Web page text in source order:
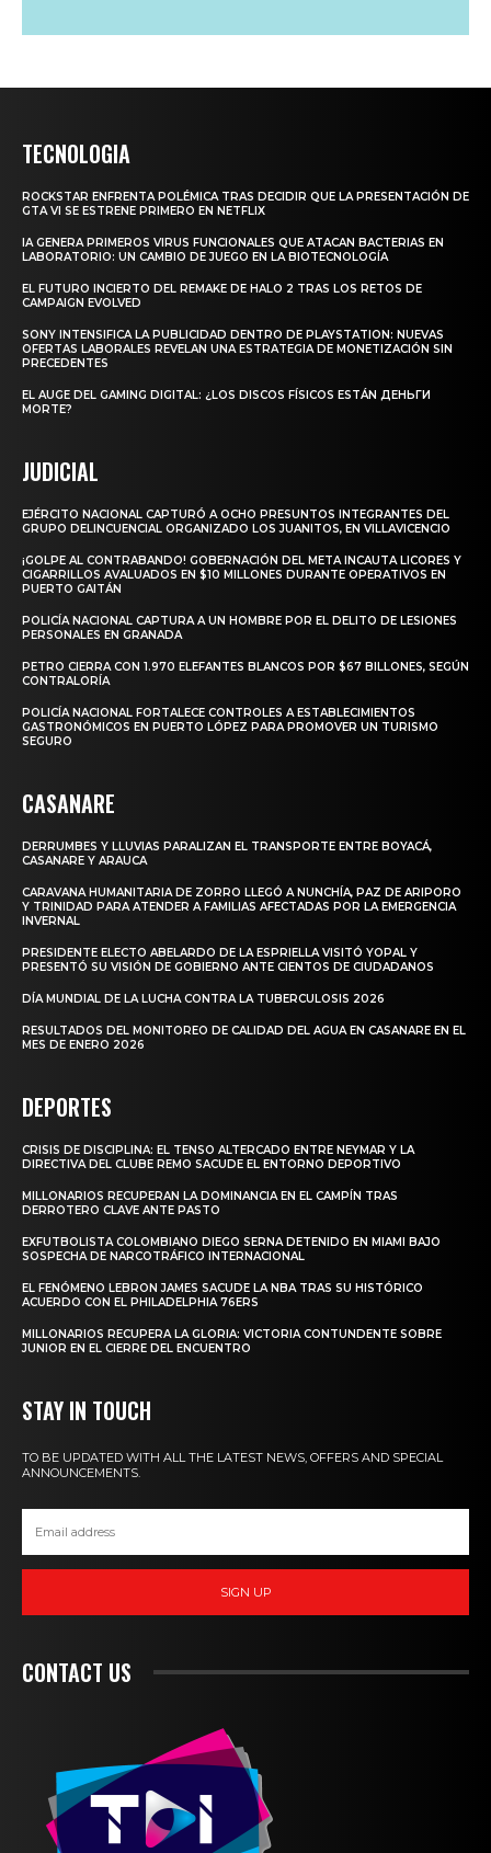
TECNOLOGIA
ROCKSTAR ENFRENTA POLÉMICA TRAS DECIDIR QUE LA PRESENTACIÓN DE
GTA VI SE ESTRENE PRIMERO EN NETFLIX
IA GENERA PRIMEROS VIRUS FUNCIONALES QUE ATACAN BACTERIAS EN
LABORATORIO: UN CAMBIO DE JUEGO EN LA BIOTECNOLOGÍA
EL FUTURO INCIERTO DEL REMAKE DE HALO 2 TRAS LOS RETOS DE
CAMPAIGN EVOLVED
SONY INTENSIFICA LA PUBLICIDAD DENTRO DE PLAYSTATION: NUEVAS
OFERTAS LABORALES REVELAN UNA ESTRATEGIA DE MONETIZACIÓN SIN
PRECEDENTES
EL AUGE DEL GAMING DIGITAL: ¿LOS DISCOS FÍSICOS ESTÁN ДЕНЬГИ
MORTE?
JUDICIAL
EJÉRCITO NACIONAL CAPTURÓ A OCHO PRESUNTOS INTEGRANTES DEL
GRUPO DELINCUENCIAL ORGANIZADO LOS JUANITOS, EN VILLAVICENCIO
¡GOLPE AL CONTRABANDO! GOBERNACIÓN DEL META INCAUTA LICORES Y
CIGARRILLOS AVALUADOS EN $10 MILLONES DURANTE OPERATIVOS EN
PUERTO GAITÁN
POLICÍA NACIONAL CAPTURA A UN HOMBRE POR EL DELITO DE LESIONES
PERSONALES EN GRANADA
PETRO CIERRA CON 1.970 ELEFANTES BLANCOS POR $67 BILLONES, SEGÚN
CONTRALORÍA
POLICÍA NACIONAL FORTALECE CONTROLES A ESTABLECIMIENTOS
GASTRONÓMICOS EN PUERTO LÓPEZ PARA PROMOVER UN TURISMO
SEGURO
CASANARE
DERRUMBES Y LLUVIAS PARALIZAN EL TRANSPORTE ENTRE BOYACÁ,
CASANARE Y ARAUCA
CARAVANA HUMANITARIA DE ZORRO LLEGÓ A NUNCHÍA, PAZ DE ARIPORO
Y TRINIDAD PARA ATENDER A FAMILIAS AFECTADAS POR LA EMERGENCIA
INVERNAL
PRESIDENTE ELECTO ABELARDO DE LA ESPRIELLA VISITÓ YOPAL Y
PRESENTÓ SU VISIÓN DE GOBIERNO ANTE CIENTOS DE CIUDADANOS
DÍA MUNDIAL DE LA LUCHA CONTRA LA TUBERCULOSIS 2026
RESULTADOS DEL MONITOREO DE CALIDAD DEL AGUA EN CASANARE EN EL
MES DE ENERO 2026
DEPORTES
CRISIS DE DISCIPLINA: EL TENSO ALTERCADO ENTRE NEYMAR Y LA
DIRECTIVA DEL CLUBE REMO SACUDE EL ENTORNO DEPORTIVO
MILLONARIOS RECUPERAN LA DOMINANCIA EN EL CAMPÍN TRAS
DERROTERO CLAVE ANTE PASTO
EXFUTBOLISTA COLOMBIANO DIEGO SERNA DETENIDO EN MIAMI BAJO
SOSPECHA DE NARCOTRÁFICO INTERNACIONAL
EL FENÓMENO LEBRON JAMES SACUDE LA NBA TRAS SU HISTÓRICO
ACUERDO CON EL PHILADELPHIA 76ERS
MILLONARIOS RECUPERA LA GLORIA: VICTORIA CONTUNDENTE SOBRE
JUNIOR EN EL CIERRE DEL ENCUENTRO
STAY IN TOUCH
TO BE UPDATED WITH ALL THE LATEST NEWS, OFFERS AND SPECIAL
ANNOUNCEMENTS.
SIGN UP
CONTACT US